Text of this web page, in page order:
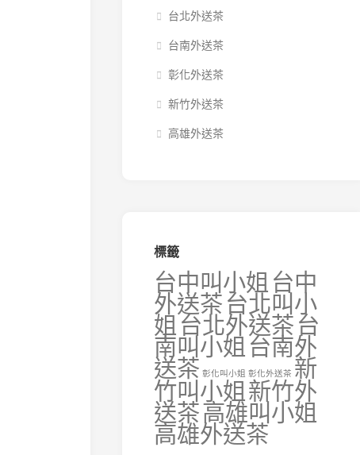
台北外送茶
台南外送茶
彰化外送茶
新竹外送茶
高雄外送茶
標籤
台中叫小姐 台中
外送茶 台北叫小
姐 台北外送茶 台
南叫小姐 台南外
送茶 彰化叫小姐 彰化外送茶 新
竹叫小姐 新竹外
送茶高雄叫小姐
高雄外送茶